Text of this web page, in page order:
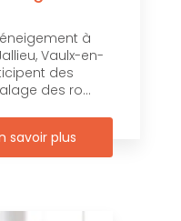
à
Vaulx-en-
des
des ro...
savoir plus